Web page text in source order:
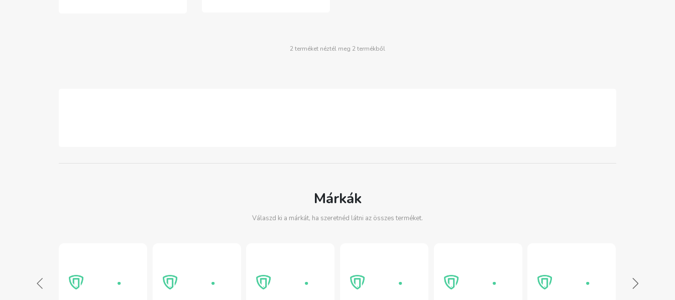
2 terméket néztél meg 2 termékből
Márkák
Válaszd ki a márkát, ha szeretnéd látni az összes terméket.